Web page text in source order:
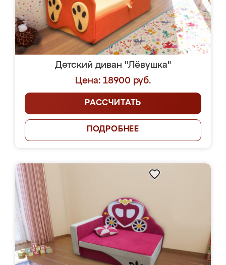
Детский диван "Лёвушка"
Цена: 18900 руб.
РАССЧИТАТЬ
ПОДРОБНЕЕ